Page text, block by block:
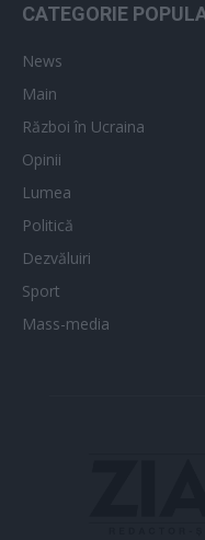
CATEGORIE
News
Main
Război în Ucraina
Opinii
Lumea
Politică
Dezvăluiri
Sport
Mass-media